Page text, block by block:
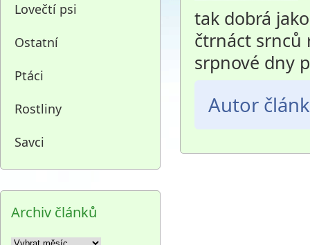
Lovečtí psi
Ostatní
Ptáci
Rostliny
Savci
Archiv článků
tak dobrá
čtrnáct srnců
srpnové dny
Autor